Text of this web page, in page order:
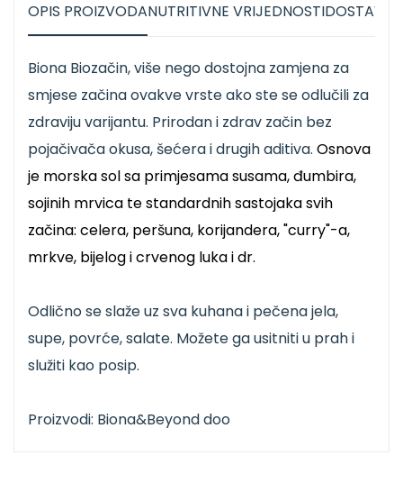
OPIS PROIZVODANUTRITIVNE VRIJEDNOSTIDOSTAVA
Biona Biozačin, više nego dostojna zamjena za
smjese začina ovakve vrste ako ste se odlučili za
zdraviju varijantu. Prirodan i zdrav začin bez
pojačivača okusa, šećera i drugih aditiva. Osnova
je morska sol sa primjesama susama, đumbira,
sojinih mrvica te standardnih sastojaka svih
začina: celera, peršuna, korijandera, "curry"-a,
mrkve, bijelog i crvenog luka i dr.
Odlično se slaže uz sva kuhana i pečena jela,
supe, povrće, salate. Možete ga usitniti u prah i
služiti kao posip.
Proizvodi: Biona&Beyond doo